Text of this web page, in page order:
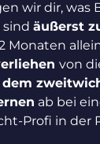
wir dir,
sind äußerst
von
dem
ab bei
Profi in der